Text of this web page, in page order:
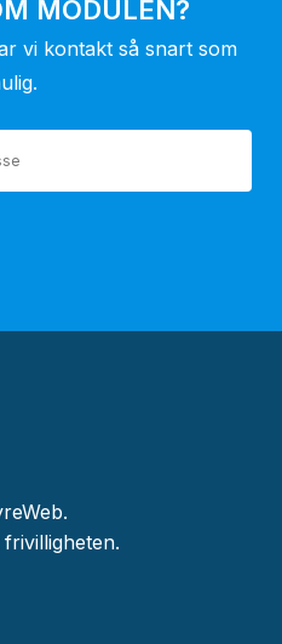
MODULEN?
vi kontakt så snart som